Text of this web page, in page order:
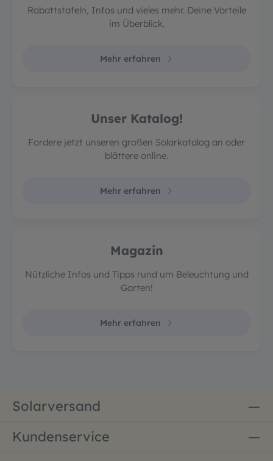
Rabattstafeln, Infos und vieles mehr. Deine Vorteile
im Überblick.
Mehr erfahren
Unser Katalog!
Fordere jetzt unseren großen Solarkatalog an oder
blättere online.
Mehr erfahren
Magazin
Nützliche Infos und Tipps rund um Beleuchtung und
Garten!
Mehr erfahren
Solarversand
Kundenservice